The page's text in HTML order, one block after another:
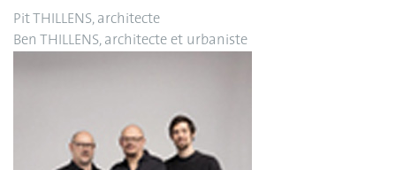
Pit THILLENS, architecte
Ben THILLENS, architecte et urbaniste